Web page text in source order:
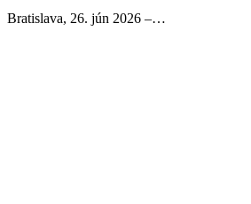
Bratislava, 26. jún 2026 –…